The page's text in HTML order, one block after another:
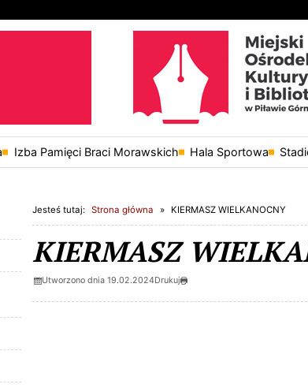
wyszukiwarki
Izba Pamięci Braci Morawskich Hala Sportowa
Jesteś tutaj: Strona główna KIERMASZ WIELKANOCNY
KIERMASZ
Utworzono dnia 19.02.2024Drukuj